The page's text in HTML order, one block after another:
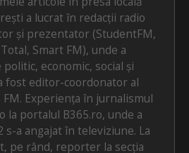
a lucrat în redacții radio
și prezentator (StudentFM,
Smart FM), unde a
economic, social și
fost editor-coordonator al
Experiența în jurnalismul
la portalul B365.ro, unde a
a angajat în televiziune. La
pe rând, reporter la secția